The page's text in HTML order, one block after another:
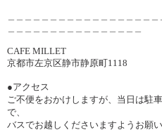
CAFE MILLET
京都市左京区静市静原町1118
●アクセス
ご不便をおかけしますが、 当日は駐
で、
バスでお越しくださいますようお願い